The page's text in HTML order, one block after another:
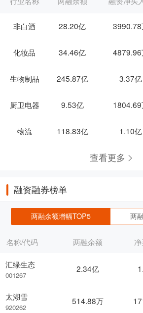
非白酒 28.20亿 3990.78
化妆品 34.46亿 4879.96
生物制品 245.87亿 3.37亿
厨卫电器 9.53亿 1804.69
物流 118.83亿 1.10亿
查看更多
融资融券榜单
两融余额增幅TOP5 两
名称/代码
汇绿生态
001267
太湖雪
920262
两融余额
2.34亿
514.88万